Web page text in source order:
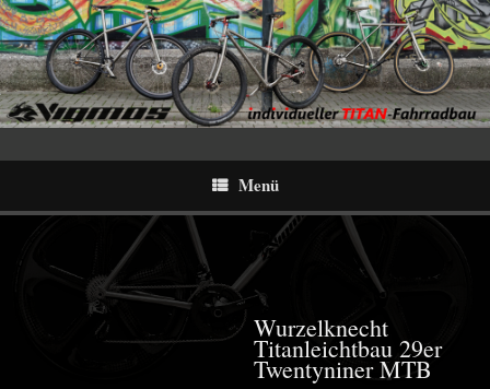
Menü
Wurzelknecht
Titanleichtbau 29er
Twentyniner MTB